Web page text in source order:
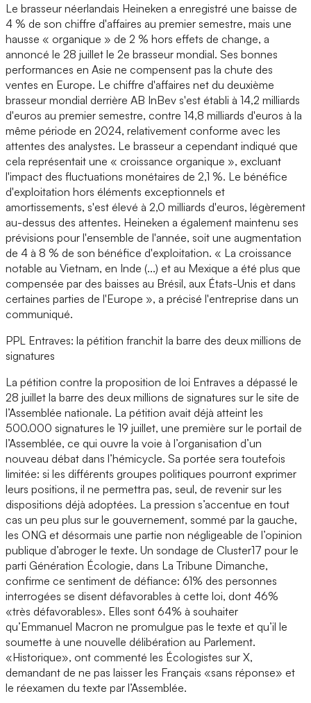
Le brasseur néerlandais Heineken a enregistré une baisse de
4 % de son chiffre d'affaires au premier semestre, mais une
hausse « organique » de 2 % hors effets de change, a
annoncé le 28 juillet le 2e brasseur mondial. Ses bonnes
performances en Asie ne compensent pas la chute des
ventes en Europe. Le chiffre d'affaires net du deuxième
brasseur mondial derrière AB InBev s'est établi à 14,2 milliards
d'euros au premier semestre, contre 14,8 milliards d'euros à la
même période en 2024, relativement conforme avec les
attentes des analystes. Le brasseur a cependant indiqué que
cela représentait une « croissance organique », excluant
l'impact des fluctuations monétaires de 2,1 %. Le bénéfice
d'exploitation hors éléments exceptionnels et
amortissements, s'est élevé à 2,0 milliards d'euros, légèrement
au-dessus des attentes. Heineken a également maintenu ses
prévisions pour l'ensemble de l'année, soit une augmentation
de 4 à 8 % de son bénéfice d'exploitation. « La croissance
notable au Vietnam, en Inde (...) et au Mexique a été plus que
compensée par des baisses au Brésil, aux États-Unis et dans
certaines parties de l'Europe », a précisé l'entreprise dans un
communiqué.
PPL Entraves: la pétition franchit la barre des deux millions de
signatures
La pétition contre la proposition de loi Entraves a dépassé le
28 juillet la barre des deux millions de signatures sur le site de
l’Assemblée nationale. La pétition avait déjà atteint les
500.000 signatures le 19 juillet, une première sur le portail de
l’Assemblée, ce qui ouvre la voie à l’organisation d’un
nouveau débat dans l’hémicycle. Sa portée sera toutefois
limitée: si les différents groupes politiques pourront exprimer
leurs positions, il ne permettra pas, seul, de revenir sur les
dispositions déjà adoptées. La pression s’accentue en tout
cas un peu plus sur le gouvernement, sommé par la gauche,
les ONG et désormais une partie non négligeable de l’opinion
publique d’abroger le texte. Un sondage de Cluster17 pour le
parti Génération Écologie, dans La Tribune Dimanche,
confirme ce sentiment de défiance: 61% des personnes
interrogées se disent défavorables à cette loi, dont 46%
«très défavorables». Elles sont 64% à souhaiter
qu’Emmanuel Macron ne promulgue pas le texte et qu’il le
soumette à une nouvelle délibération au Parlement.
«Historique», ont commenté les Écologistes sur X,
demandant de ne pas laisser les Français «sans réponse» et
le réexamen du texte par l’Assemblée.